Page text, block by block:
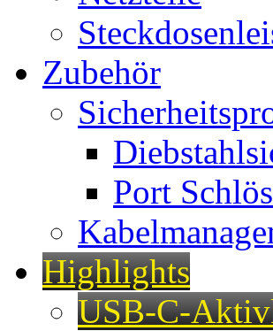
Zubehör
Port
Highlights
USB-C-